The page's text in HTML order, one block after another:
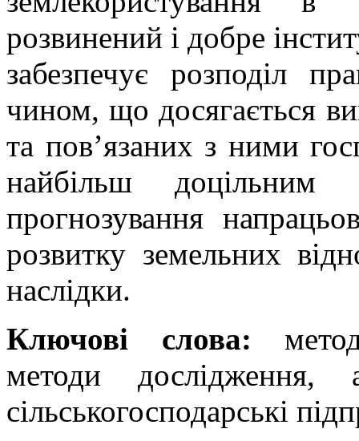
розвинений і добре
забезпечує розподіл
чином, що досягається
та пов’язаних з ними
найбільш доцільним
прогнозування
розвитку земельних
наслідки.
Ключові слова:
методи дослідження,
сільськогосподарські